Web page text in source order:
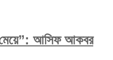
আসিফ আকবর